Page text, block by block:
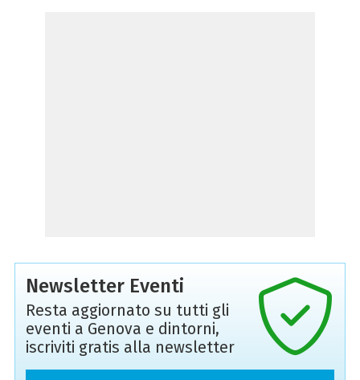
Newsletter Eventi
Resta aggiornato su tutti gli
eventi a Genova e dintorni,
iscriviti gratis alla newsletter